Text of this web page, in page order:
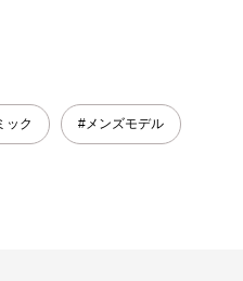
ック #メンズモデル